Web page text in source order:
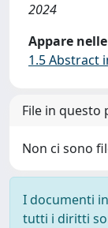
2024
Appare
1.5 Abstract
File in questo
Non ci sono
I documenti
tutti i diritti